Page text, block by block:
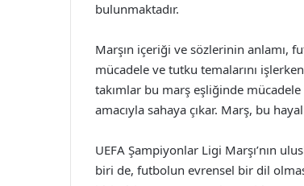
bulunmaktadır.
Marşın içeriği ve sözlerinin anlamı,
mücadele ve tutku temalarını
takımlar bu marş eşliğinde
amacıyla sahaya çıkar. Marş, bu
UEFA Şampiyonlar Ligi Marşı’nın
biri de, futbolun evrensel bir dil